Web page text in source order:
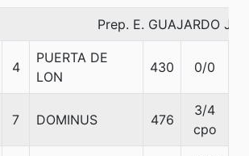
Prep. E. GUAJARDO J.
4
PUERTA DE
LON
430 0/0
7 DOMINUS 476
3/4
cpo